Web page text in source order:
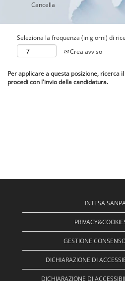
Cancella
Seleziona la frequenza (in giorni) di
Crea avviso
Per applicare a questa posizione, ricerca
procedi con l'invio della candidatura.
INTESA
GESTIONE
DICHIARAZIONE DI
DICHIARAZIONE DI